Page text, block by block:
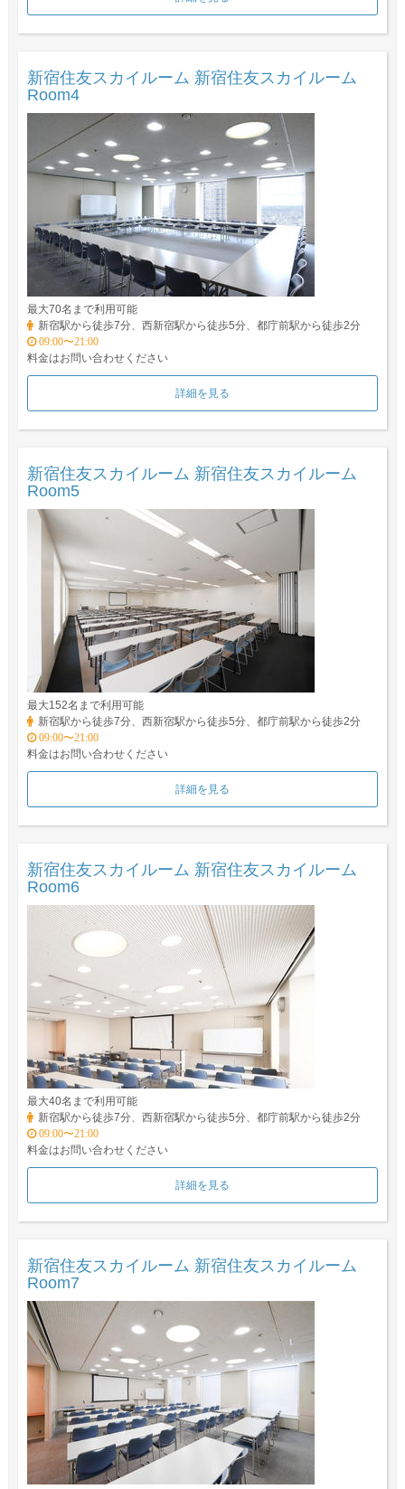
新宿住友スカイルーム 新宿住友スカイルーム
Room4
最大70名まで利用可能
新宿駅から徒歩7分、西新宿駅から徒歩5分、都庁前駅から徒歩2分
09:00〜21:00
料金はお問い合わせください
詳細を見る
新宿住友スカイルーム 新宿住友スカイルーム
Room5
最大152名まで利用可能
新宿駅から徒歩7分、西新宿駅から徒歩5分、都庁前駅から徒歩2分
09:00〜21:00
料金はお問い合わせください
詳細を見る
新宿住友スカイルーム 新宿住友スカイルーム
Room6
最大40名まで利用可能
新宿駅から徒歩7分、西新宿駅から徒歩5分、都庁前駅から徒歩2分
09:00〜21:00
料金はお問い合わせください
詳細を見る
新宿住友スカイルーム 新宿住友スカイルーム
Room7